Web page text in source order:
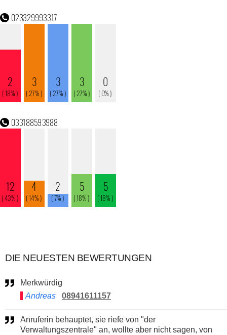
DIE NEUESTEN BEWERTUNGEN
Merkwürdig
Andreas
08941611157
Anruferin behauptet, sie riefe von "der
Verwaltungszentrale" an, wollte aber nicht sagen, von